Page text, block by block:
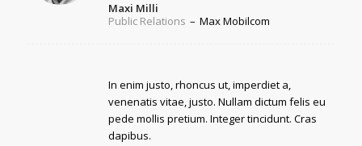
Maxi Milli
Public Relations – Max Mobilcom
In enim justo, rhoncus ut, imperdiet a,
venenatis vitae, justo. Nullam dictum felis eu
pede mollis pretium. Integer tincidunt. Cras
dapibus.